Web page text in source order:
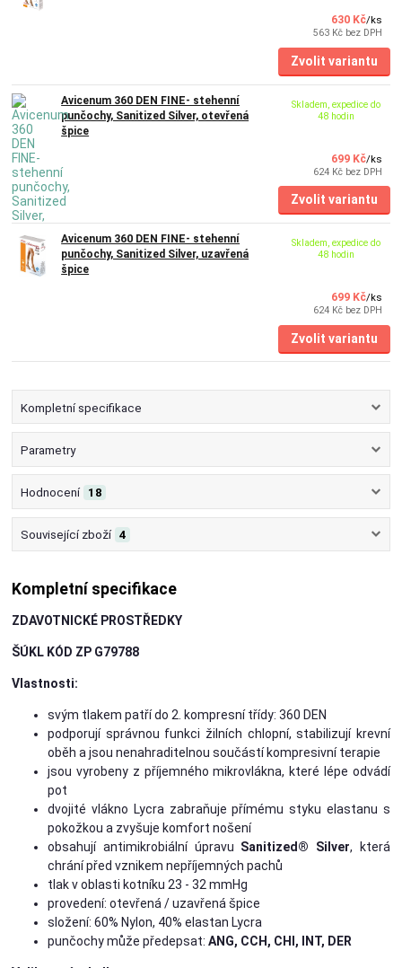
630 Kč/ks
563 Kč bez DPH
Zvolit variantu
Avicenum 360 DEN FINE- stehenní
punčochy, Sanitized Silver, otevřená
špice
699 Kč/ks
624 Kč bez DPH
Skladem, expedice do
48 hodin
Zvolit variantu
Avicenum 360 DEN FINE- stehenní
punčochy, Sanitized Silver, uzavřená
špice
699 Kč/ks
624 Kč bez DPH
Skladem, expedice do
48 hodin
Zvolit variantu
Kompletní specifikace
Parametry
Hodnocení 18
Související zboží 4
Kompletní specifikace
ZDAVOTNICKÉ PROSTŘEDKY
ŠÚKL KÓD ZP G79788
Vlastnosti:
svým tlakem patří do 2. kompresní třídy: 360 DEN
podporují správnou funkci žilních chlopní, stabilizují krevní
oběh a jsou nenahraditelnou součástí kompresivní terapie
jsou vyrobeny z příjemného mikrovlákna, které lépe odvádí
pot
dvojité vlákno Lycra zabraňuje přímému styku elastanu s
pokožkou a zvyšuje komfort nošení
obsahují antimikrobiální úpravu Sanitized® Silver, která
chrání před vznikem nepříjemných pachů
tlak v oblasti kotníku 23 - 32 mmHg
provedení: otevřená / uzavřená špice
složení: 60% Nylon, 40% elastan Lycra
punčochy může předepsat:ANG, CCH, CHI, INT, DER